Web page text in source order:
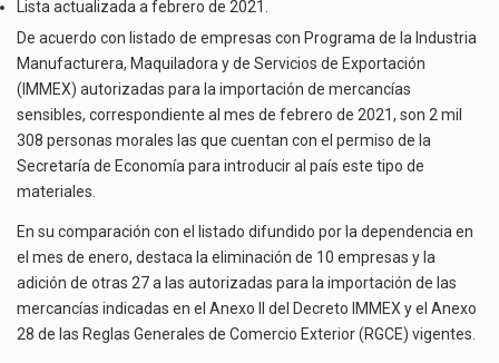
La reforma que reduce la jornada laboral a 40 horas semanales omitió precisar su aplicación…
El gobierno federal creó mediante decreto la Oficina Presidencial para la Promoción de Inversiones, instancia…
IMMEX
AUTORIZADAS
MATERIALES
SENSIBLES
Lista actualizada a febrero de 2021.
De acuerdo con listado de empresas con Programa de la Industria
Manufacturera, Maquiladora y de Servicios de Exportación
(IMMEX) autorizadas para la importación de mercancías
sensibles, correspondiente al mes de febrero de 2021, son 2 mil
308 personas morales las que cuentan con el permiso de la
Secretaría de Economía para introducir al país este tipo de
materiales.
En su comparación con el listado difundido por la dependencia en
el mes de enero, destaca la eliminación de 10 empresas y la
adición de otras 27 a las autorizadas para la importación de las
mercancías indicadas en el Anexo II del Decreto IMMEX y el Anexo
28 de las Reglas Generales de Comercio Exterior (RGCE) vigentes.